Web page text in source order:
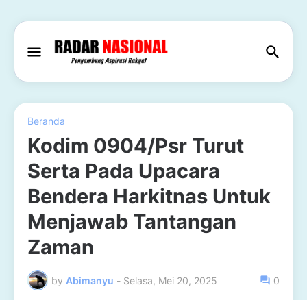
Beranda
Kodim 0904/Psr Turut
Serta Pada Upacara
Bendera Harkitnas Untuk
Menjawab Tantangan
Zaman
by Abimanyu - Selasa, Mei 20, 2025 0